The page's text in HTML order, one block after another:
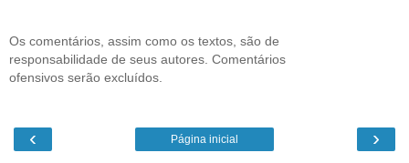
Os comentários, assim como os textos, são de
responsabilidade de seus autores. Comentários
ofensivos serão excluídos.
‹ ›
Página inicial